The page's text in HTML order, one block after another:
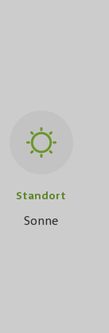
Standort
Sonne